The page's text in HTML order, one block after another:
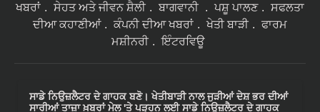
ਖਬਰਾਂ ਸੇਹਤ ਅਤੇ ਜੀਵਨ ਸ਼ੈਲੀ ਬਾਗਵਾਨੀ ਪਸ਼ੂ ਪਾਲਣ
ਸਫਲਤਾ
ਦੀਆ ਕਹਾਣੀਆਂ
ਕੰਪਨੀ ਦੀਆ ਖਬਰਾਂ ਖੇਤੀ ਬਾੜੀ
ਫਾਰਮ
ਮਸ਼ੀਨਰੀ
ਇੰਟਰਵਿਊ
ਸਾਡੇ ਨਿਉਜ਼ਲੈਟਰ ਦੇ ਗਾਹਕ ਬਣੋ। ਖੇਤੀਬਾੜੀ ਨਾਲ ਜੁੜੀਆਂ ਦੇਸ਼ ਭਰ ਦੀਆਂ
ਸਾਰੀਆਂ ਤਾਜ਼ਾ ਖ਼ਬਰਾਂ ਮੇਲ 'ਤੇ ਪੜ੍ਹਨ ਲਈ ਸਾਡੇ ਨਿਉਜ਼ਲੈਟਰ ਦੇ ਗਾਹਕ